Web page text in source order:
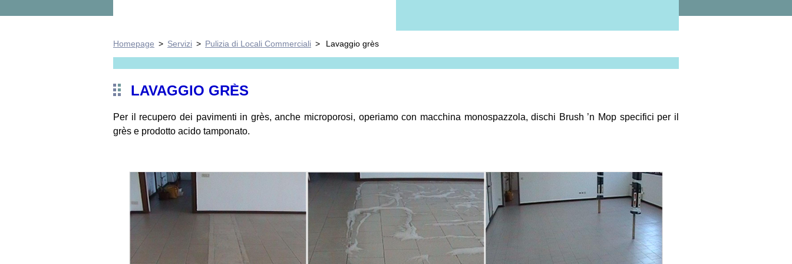
Homepage > Servizi > Pulizia di Locali Commerciali > Lavaggio grès
LAVAGGIO GRÈS
Per il recupero dei pavimenti in grès, anche microporosi, operiamo con macchina monospazzola, dischi Brush ’n Mop specifici per il
grès e prodotto acido tamponato.